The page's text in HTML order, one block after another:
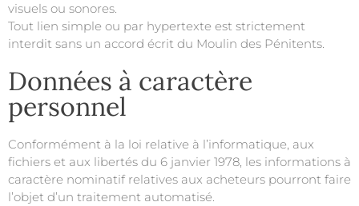
visuels ou sonores.
Tout lien simple ou par hypertexte est strictement
interdit sans un accord écrit du Moulin des Pénitents.
Données à caractère
personnel
Conformément à la loi relative à l’informatique, aux
fichiers et aux libertés du 6 janvier 1978, les informations à
caractère nominatif relatives aux acheteurs pourront faire
l’objet d’un traitement automatisé.